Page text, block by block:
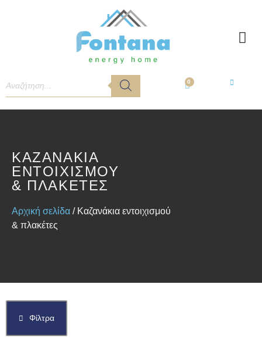
0
ΚΑΖΑΝΆΚΙΑ
ΕΝΤΟΙΧΙΣΜΟΎ
& ΠΛΑΚΈΤΕΣ
Αρχική σελίδα / Καζανάκια εντοιχισμού
& πλακέτες
Φίλτρα